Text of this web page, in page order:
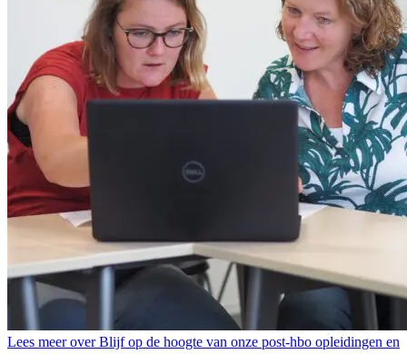
Lees meer over Blijf op de hoogte van onze post-hbo opleidingen en